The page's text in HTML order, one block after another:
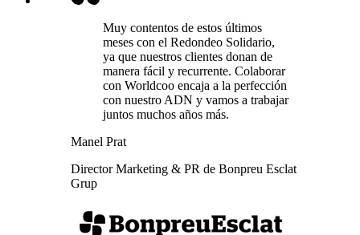
Muy contentos de estos últimos
meses con el Redondeo Solidario,
ya que nuestros clientes donan de
manera fácil y recurrente. Colaborar
con Worldcoo encaja a la perfección
con nuestro ADN y vamos a trabajar
juntos muchos años más.
Manel Prat
Director Marketing & PR de Bonpreu Esclat
Grup